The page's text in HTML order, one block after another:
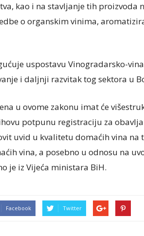
kao i na stavljanje tih proizvoda
o organskim vinima,
uspostavu Vinogradarsko-
i daljnji razvitak tog sektora u
u ovome zakonu imat će
potpunu registraciju za
uvid u kvalitetu domaćih vina na
vina, a posebno u odnosu na
je iz Vijeća ministara BiH.
Facebook Twitter